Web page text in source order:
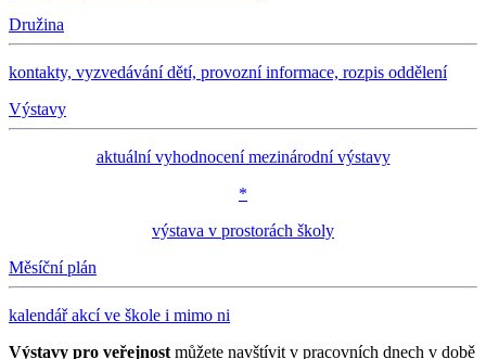
Družina
kontakty, vyzvedávání dětí, provozní informace, rozpis oddělení
Výstavy
aktuální vyhodnocení mezinárodní výstavy
*
výstava v prostorách školy
Měsíční plán
kalendář akcí ve škole i mimo ni
Výstavy pro veřejnost můžete navštívit v pracovních dnech v době